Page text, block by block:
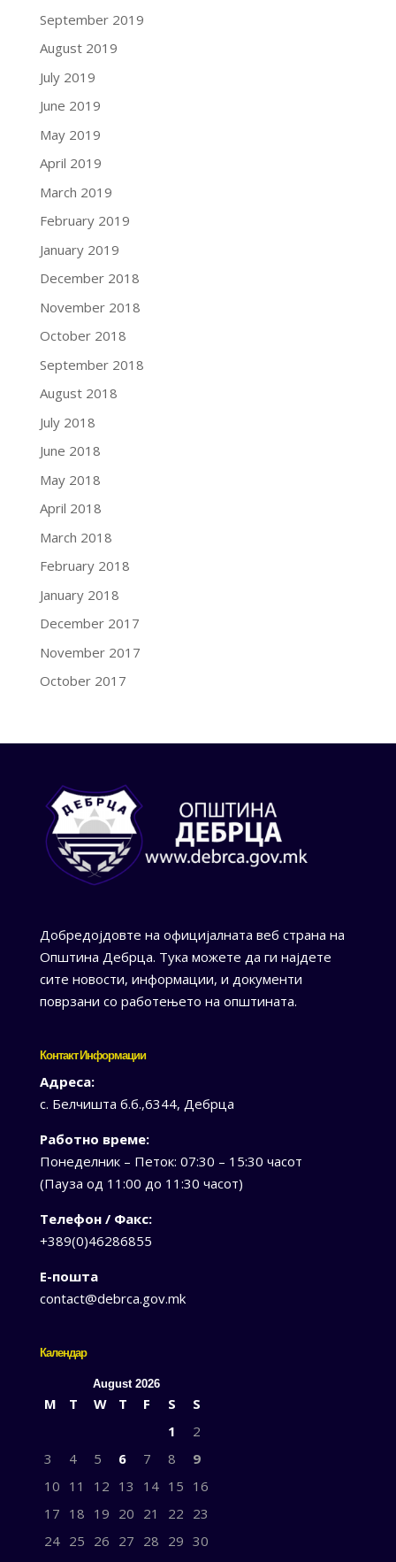
September 2019
August 2019
July 2019
June 2019
May 2019
April 2019
March 2019
February 2019
January 2019
December 2018
November 2018
October 2018
September 2018
August 2018
July 2018
June 2018
May 2018
April 2018
March 2018
February 2018
January 2018
December 2017
November 2017
October 2017
Добредојдовте на официјалната веб страна на
Општина Дебрца. Тука можете да ги најдете
сите новости, информации, и документи
поврзани со работењето на општината.
Контакт Информации
Адреса:
с. Белчишта б.б.,6344, Дебрца
Работно време:
Понеделник – Петок: 07:30 – 15:30 часот
(Пауза од 11:00 до 11:30 часот)
Телефон / Факс:
+389(0)46286855
Е-пошта
contact@debrca.gov.mk
Календар
August 2026
M T W T F S
S
1
2
3
4 5 6 7 8
9
10 11 12 13 14 15 16
17 18 19 20 21 22 23
24 25 26 27 28 29 30